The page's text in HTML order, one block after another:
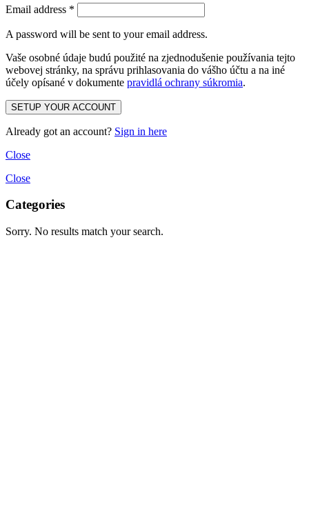
Email address *
A password will be sent to your email address.
Vaše osobné údaje budú použité na zjednodušenie používania tejto
webovej stránky, na správu prihlasovania do vášho účtu a na iné
účely opísané v dokumente pravidlá ochrany súkromia.
SETUP YOUR ACCOUNT
Already got an account? Sign in here
Close
Close
Categories
Sorry. No results match your search.